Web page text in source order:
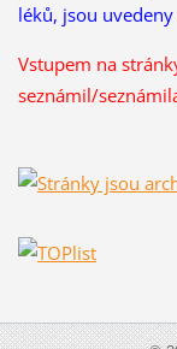
léků, jsou
Vstupem na
seznámil/